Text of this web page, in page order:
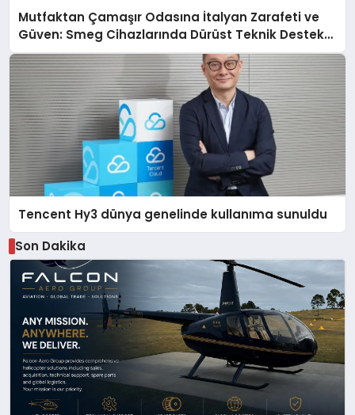
Mutfaktan Çamaşır Odasına İtalyan Zarafeti ve
Güven: Smeg Cihazlarında Dürüst Teknik Destek
Deneyimi
Tencent Hy3 dünya genelinde kullanıma sunuldu
Son Dakika